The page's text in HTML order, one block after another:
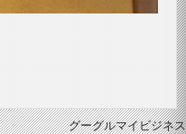
グーグルマイビジネス